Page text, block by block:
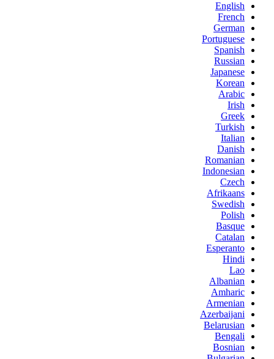
English
French
German
Portuguese
Spanish
Russian
Japanese
Korean
Arabic
Irish
Greek
Turkish
Italian
Danish
Romanian
Indonesian
Czech
Afrikaans
Swedish
Polish
Basque
Catalan
Esperanto
Hindi
Lao
Albanian
Amharic
Armenian
Azerbaijani
Belarusian
Bengali
Bosnian